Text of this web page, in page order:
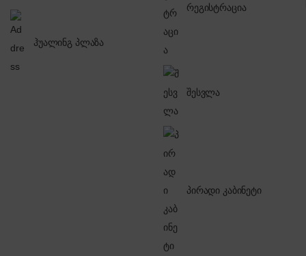
ჰუალინგ პლაზა
რეგისტრაცია
შესვლა
პირადი კაბინეტი